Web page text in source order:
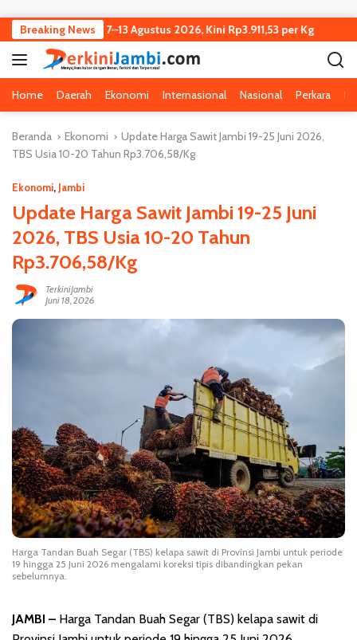
Breaking News
Turun Tipis 7–13 Agustus 2026, Kini Rp3.911,53 per Kg
Home Daerah Ekonomi Internasional Nasional Perkara
Beranda Ekonomi
Update Harga Sawit Jambi 19-25 Juni 2026,
TBS Usia 10-20 Tahun Rp3.706,58/Kg
Ekonomi, Jambi
Update Harga Sawit Jambi 19-25 Juni
2026, TBS Usia 10-20 Tahun
Rp3.706,58/Kg
TerkiniJambi
Juni 18, 2026
Harga Tandan Buah Segar (TBS) kelapa sawit di Provinsi Jambi untuk periode
19 hingga 25 Juni 2026 mengalami koreksi tipis dibandingkan pekan
sebelumnya.
JAMBI – Harga Tandan Buah Segar (TBS) kelapa sawit di